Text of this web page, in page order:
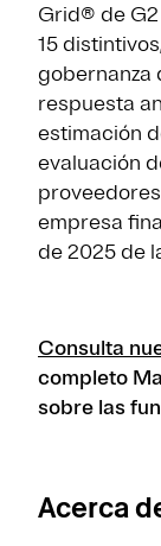
Grid® de
15
gobernanza
respuesta
estimación
evaluación
empresa
de 2025 de
Consulta
completo
sobre las
Acerca